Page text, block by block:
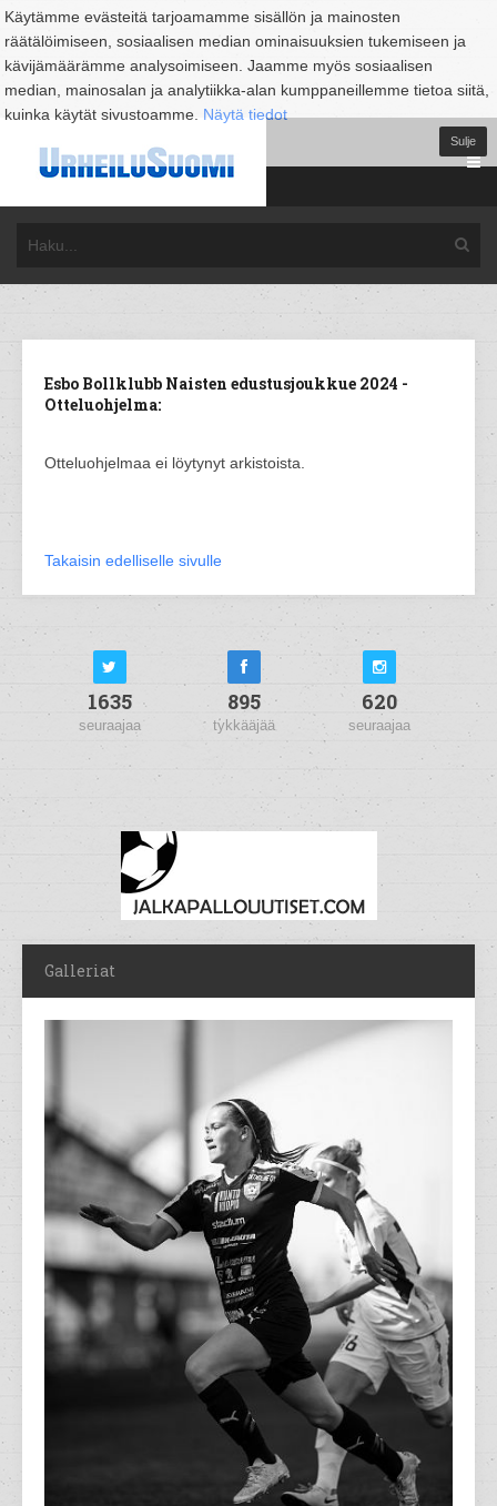
Käytämme evästeitä tarjoamamme sisällön ja mainosten
räätälöimiseen, sosiaalisen median ominaisuuksien tukemiseen ja
kävijämäärämme analysoimiseen. Jaamme myös sosiaalisen
median, mainosalan ja analytiikka-alan kumppaneillemme tietoa siitä,
kuinka käytät sivustoamme. Näytä tiedot
Sulje
Esbo Bollklubb Naisten edustusjoukkue 2024 -
Otteluohjelma:
Otteluohjelmaa ei löytynyt arkistoista.
Takaisin edelliselle sivulle
1635
seuraajaa
895
tykkääjää
620
seuraajaa
Galleriat